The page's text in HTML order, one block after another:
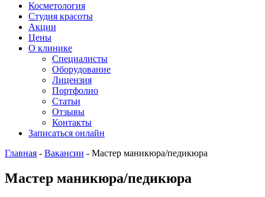
Косметология
Студия красоты
Акции
Цены
О клинике
Специалисты
Оборудование
Лицензия
Портфолио
Статьи
Отзывы
Контакты
Записаться онлайн
Главная - Вакансии - Мастер маникюра/педикюра
Мастер маникюра/педикюра